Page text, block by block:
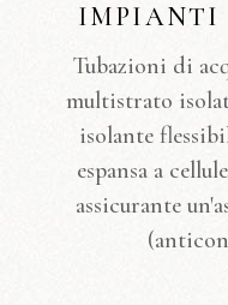
IMPIANTI
Tubazioni di
multistrato
isolante
espansa a
assicurante